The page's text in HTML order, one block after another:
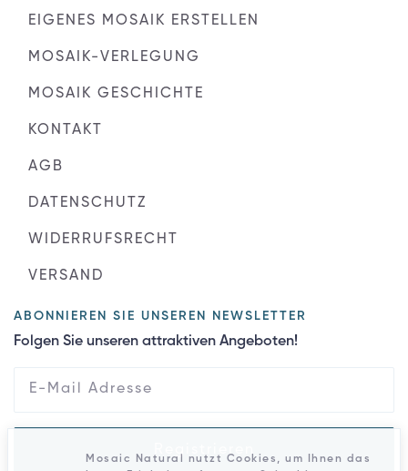
EIGENES MOSAIK ERSTELLEN
MOSAIK-VERLEGUNG
MOSAIK GESCHICHTE
KONTAKT
AGB
DATENSCHUTZ
WIDERRUFSRECHT
VERSAND
ABONNIEREN SIE UNSEREN NEWSLETTER
Folgen Sie unseren attraktiven Angeboten!
Mosaic Natural nutzt Cookies, um Ihnen das